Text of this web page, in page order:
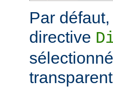
Par
directive